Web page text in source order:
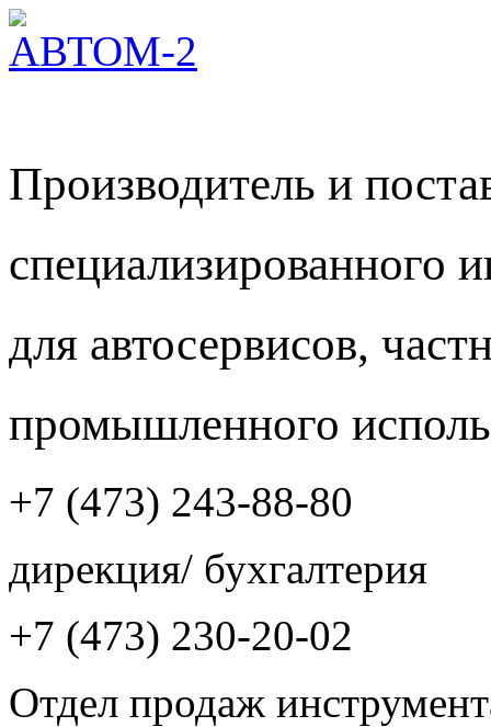
Производитель и
специализированного
для автосервисов,
промышленного
+7 (473) 243-88-80
дирекция/ бухгалтерия
+7 (473) 230-20-02
Отдел продаж